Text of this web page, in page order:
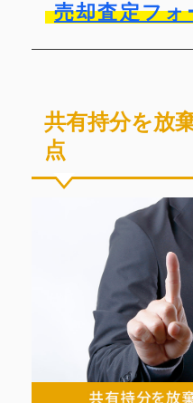
売却査定フ
共有持分を放
点